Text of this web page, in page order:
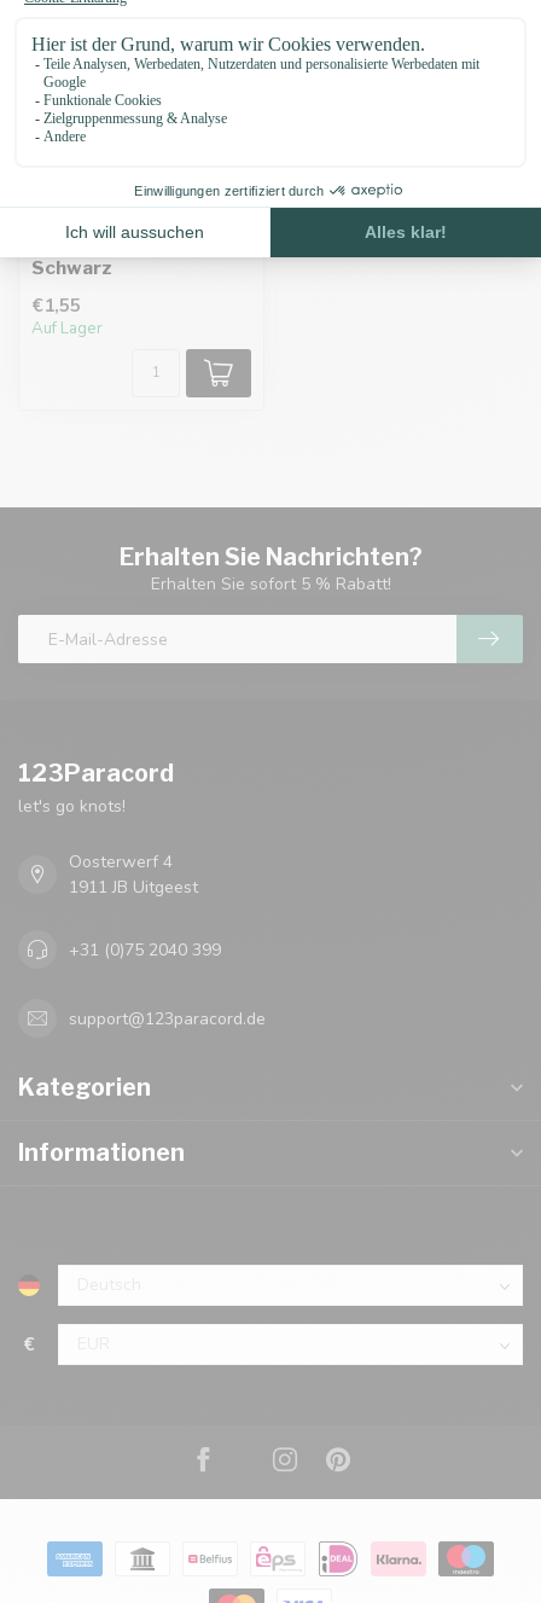
Schwarz
€1,55
Auf Lager
Erhalten Sie Nachrichten?
Erhalten Sie sofort 5 % Rabatt!
123Paracord
let's go knots!
Oosterwerf 4
1911 JB Uitgeest
+31 (0)75 2040 399
support@123paracord.de
Kategorien
Informationen
€